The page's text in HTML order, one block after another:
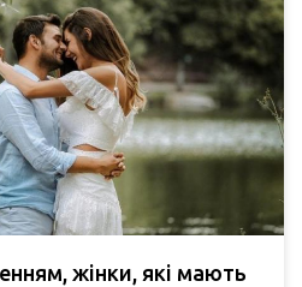
жінки, які мають